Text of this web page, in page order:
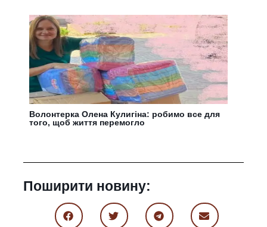
Волонтерка Олена Кулигіна: робимо все для
того, щоб життя перемогло
Поширити новину: